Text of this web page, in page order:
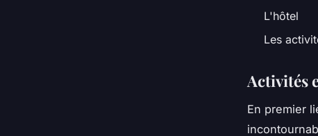
L'hôtel
Les
Activités
En premier